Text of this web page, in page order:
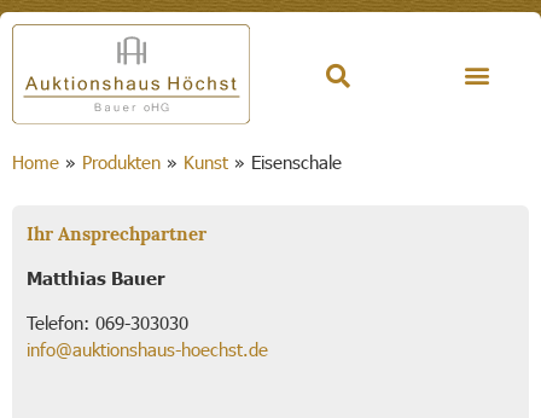
Home » Produkten » Kunst » Eisenschale
Ihr Ansprechpartner
Matthias Bauer
Telefon: 069-303030
info@auktionshaus-hoechst.de